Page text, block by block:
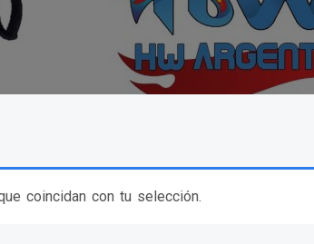
coincidan con tu selección.